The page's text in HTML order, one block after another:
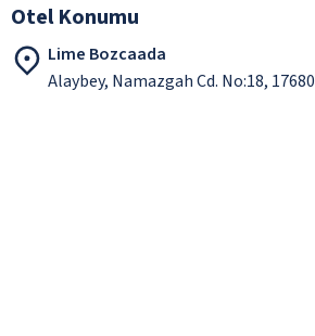
Otel Konumu
Lime Bozcaada
Alaybey, Namazgah Cd. No:18,